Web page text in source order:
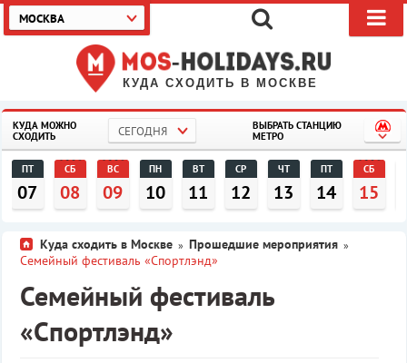
КУДА СХОДИТЬ В МОСКВЕ
МОСКВА
КУДА МОЖНО
СХОДИТЬ
СЕГОДНЯ
ВЫБРАТЬ СТАНЦИЮ
МЕТРО
ПТ
07
СБ
08
ВС
09
ПН
10
ВТ
11
СР
12
ЧТ
13
ПТ
14
СБ
15
Куда сходить в Москве » Прошедшие мероприятия »
Семейный фестиваль «Спортлэнд»
Семейный фестиваль
«Спортлэнд»